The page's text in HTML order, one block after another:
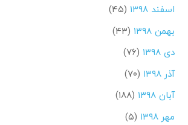
اسفند ۱۳۹۸
(۴۵)
بهمن ۱۳۹۸
(۴۳)
دی ۱۳۹۸
(۷۶)
آذر ۱۳۹۸
(۷۰)
آبان ۱۳۹۸
(۱۸۸)
مهر ۱۳۹۸
(۵)